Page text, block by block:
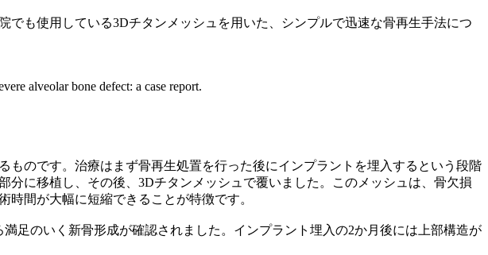
も使用している3Dチタンメッシュを用いた、シンプルで迅速な骨再生手法につ
alveolar bone defect: a case report.
のです。治療はまず骨再生処置を行った後にインプラントを埋入するという段階
に移植し、その後、3Dチタンメッシュで覆いました。このメッシュは、骨欠損
間が大幅に短縮できることが特徴です。
足のいく新骨形成が確認されました。インプラント埋入の2か月後には上部構造が